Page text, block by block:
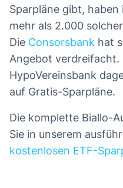
Sparpläne gibt,
mehr als 2.000
Die Consorsbank hat
Angebot verdreifacht.
HypoVereinsbank
auf Gratis-Sparpläne.
Die komplette Biallo-
Sie in unserem
kostenlosen ETF-